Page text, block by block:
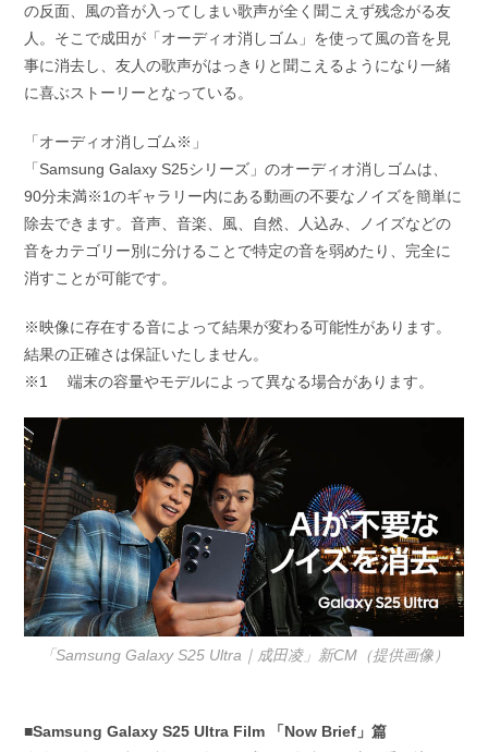
の反面、風の音が入ってしまい歌声が全く聞こえず残念がる友
人。そこで成田が「オーディオ消しゴム」を使って風の音を見
事に消去し、友人の歌声がはっきりと聞こえるようになり一緒
に喜ぶストーリーとなっている。
「オーディオ消しゴム※」
「Samsung Galaxy S25シリーズ」のオーディオ消しゴムは、
90分未満※1のギャラリー内にある動画の不要なノイズを簡単に
除去できます。音声、音楽、風、自然、人込み、ノイズなどの
音をカテゴリー別に分けることで特定の音を弱めたり、完全に
消すことが可能です。
※映像に存在する音によって結果が変わる可能性があります。
結果の正確さは保証いたしません。
※1 端末の容量やモデルによって異なる場合があります。
「Samsung Galaxy S25 Ultra｜成田凌」新CM（提供画像）
■Samsung Galaxy S25 Ultra Film 「Now Brief」篇